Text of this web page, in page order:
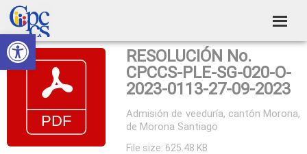
Abrir barra de herramientas
Skip
to
primary
navigation
Skip
to
main
content
Skip
to
primary
sidebar
Skip
to
footer
Consejo
de
Participación
Ciudadana
Construyendo
Poder
RESOLUCIÓN No.
CPCCS-PLE-SG-020-O-
2023-0113-27-09-2023
Admisión de veeduría, cantón Morona,
de Morona Santiago
File size: 625.48 KB